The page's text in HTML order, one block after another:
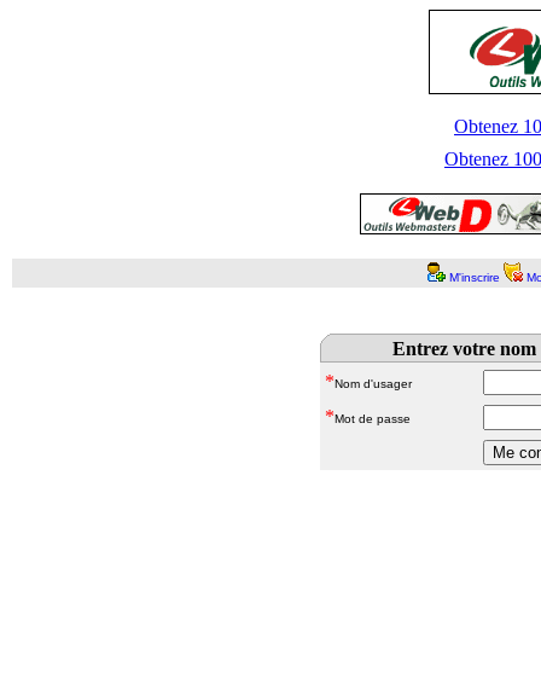
Obtenez
Obtenez
M'inscrire
Entrez votre nom
*Nom d'usager
*Mot de passe